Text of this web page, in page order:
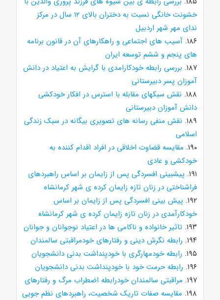
خشونت خانگی نسبت به دختران بالای ۱۲ سال در مرکز
ندای مهر شهر اردبیل
۱۸۶. آسیب های اجتماعی و راهکارهای آن در قانون برنامه
های پنجم و ششم توسعه ایران
۱۸۷. بررسی رابطه خودکارامدی با گرایش به اعتیاد در دانش
آموزان پسر دبیرستانی
۱۸۸. نقش سبکهای مقابله با استرس در افکار خودکشی
دانش آموزان دبیرستانی
۱۸۹. نقش منفی رسانه های تصویری بیگانه در سبک زندگی
اسلامی
۱۹۰. مقایسه قضاوت اخلاقی در افراد اقدام کننده به
خودکشی و عادی
۱۹۱. پیشبینی افسردگی پس از زایمان بر اساس راهبردهای
فراشناختی در زنان تازه زایمان کرده ی شهر کرمانشاه
۱۹۲. پیش بینی افسردگی پس از زایمان بر اساس
خودکارآمدی در زنان تازه زایمان کرده ی شهر کرمانشاه
۱۹۳. تاثیر خانواده و ناکامی ها در اعتیاد نوجوانان و جوانان
۱۹۴. رابطه نگرش دینی و رفتارهای خودمراقبتی سالمندان
۱۹۵. رابطه خودمهارگری با خودپنداشت بدنی دانشجویان
۱۹۶. رابطه حرمت خود با خودپنداشت بدنی دانشجویان
۱۹۷. مراقبتی سالمندان خودرابطه اضطراب مرگ و رفتارهای
۱۹۸. مقایسه صفات تاریک شخصیت، راهبردهای نظم جویی